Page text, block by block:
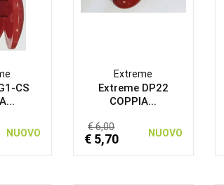
CS
NUOVO
Extreme
Extreme DP22
COPPIA...
€ 6,00
€ 5,70 NUOVO